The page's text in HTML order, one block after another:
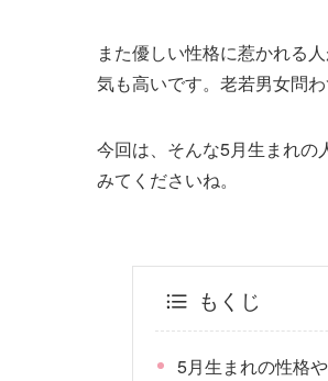
また優しい性格に惹かれる
気も高いです。老若男女問
今回は、そんな5月生まれの
みてくださいね。
もくじ
5月生まれの性格